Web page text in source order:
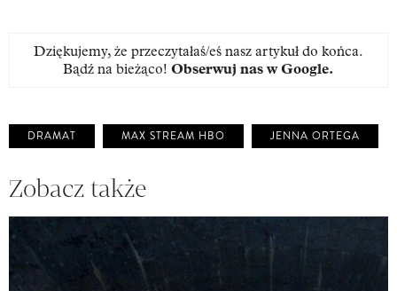
Dziękujemy, że przeczytałaś/eś nasz artykuł do końca.
Bądź na bieżąco! Obserwuj nas w Google.
DRAMAT MAX STREAM HBO JENNA ORTEGA
Zobacz także